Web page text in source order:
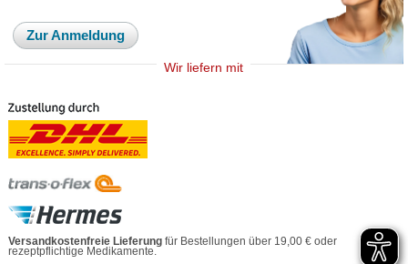
Zur Anmeldung
Wir liefern mit
Versandkostenfreie Lieferung für Bestellungen über 19,00 € oder
rezeptpflichtige Medikamente.